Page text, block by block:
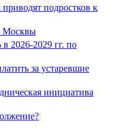
подростков к
Москвы
2026-2029 гг. по
за устаревшие
инициатива